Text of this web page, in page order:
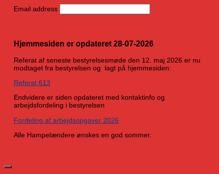
Email address
Hjemmesiden er opdateret 28-07-2026
Referat af seneste bestyrelsesmøde den 12. maj 2026 er nu
modtaget fra bestyrelsen og lagt på hjemmesiden:
Referat 613
Endvidere er siden opdateret med kontaktinfo og
arbejdsfordeling i bestyrelsen
Fordeling af arbejdsopgaver 2026
Alle Hampelændere ønskes en god sommer.